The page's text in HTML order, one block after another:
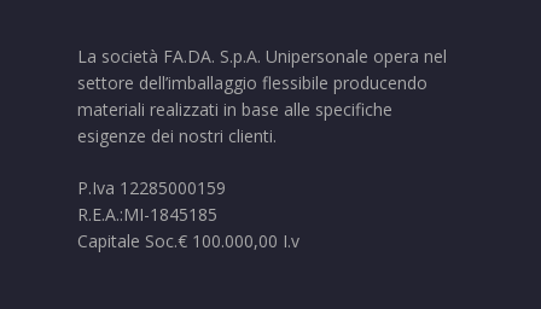
La società FA.DA. S.p.A. Unipersonale opera nel
settore dell’imballaggio flessibile producendo
materiali realizzati in base alle specifiche
esigenze dei nostri clienti.
P.Iva 12285000159
R.E.A.:MI-1845185
Capitale Soc.€ 100.000,00 I.v